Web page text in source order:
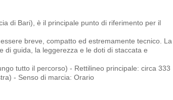
di Bari), è il principale punto di riferimento per il
breve, compatto ed estremamente tecnico. La
di guida, la leggerezza e le doti di staccata e
tutto il percorso) - Rettilineo principale: circa 333
- Senso di marcia: Orario